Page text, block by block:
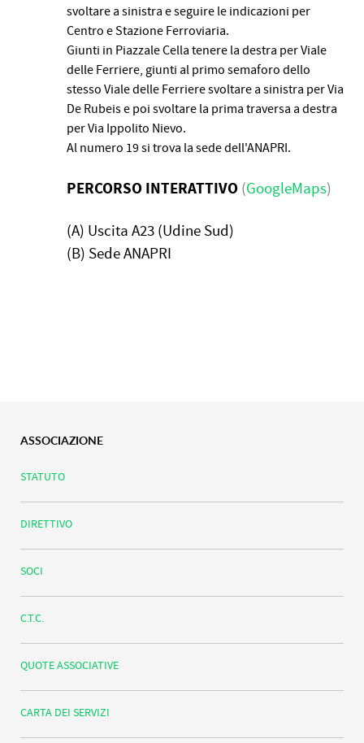
svoltare a sinistra e seguire le indicazioni per
Centro e Stazione Ferroviaria.
Giunti in Piazzale Cella tenere la destra per Viale
delle Ferriere, giunti al primo semaforo dello
stesso Viale delle Ferriere svoltare a sinistra per Via
De Rubeis e poi svoltare la prima traversa a destra
per Via Ippolito Nievo.
Al numero 19 si trova la sede dell'ANAPRI.
PERCORSO INTERATTIVO (GoogleMaps)
(A) Uscita A23 (Udine Sud)
(B) Sede ANAPRI
ASSOCIAZIONE
STATUTO
DIRETTIVO
SOCI
C.T.C.
QUOTE ASSOCIATIVE
CARTA DEI SERVIZI